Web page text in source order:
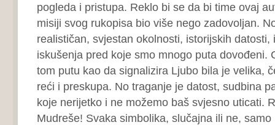
pogleda i pristupa. Reklo bi se da bi time ovaj
misiji svog rukopisa bio više nego zadovoljan.
realističan, svjestan okolnosti, istorijskih datosti,
iskušenja pred koje smo mnogo puta dovođeni.
tom putu kao da signalizira Ljubo bila je velika,
reći i preskupa. No traganje je datost, sudbina
koje nerijetko i ne možemo baš svjesno uticati.
Mudreše! Svaka simbolika, slučajna ili ne,